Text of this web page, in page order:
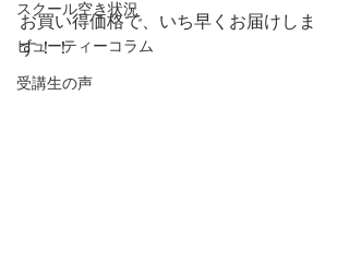
スクール空き状況
ビューティーコラム
受講生の声
お買い得価格で、いち早くお届けしま
す！！